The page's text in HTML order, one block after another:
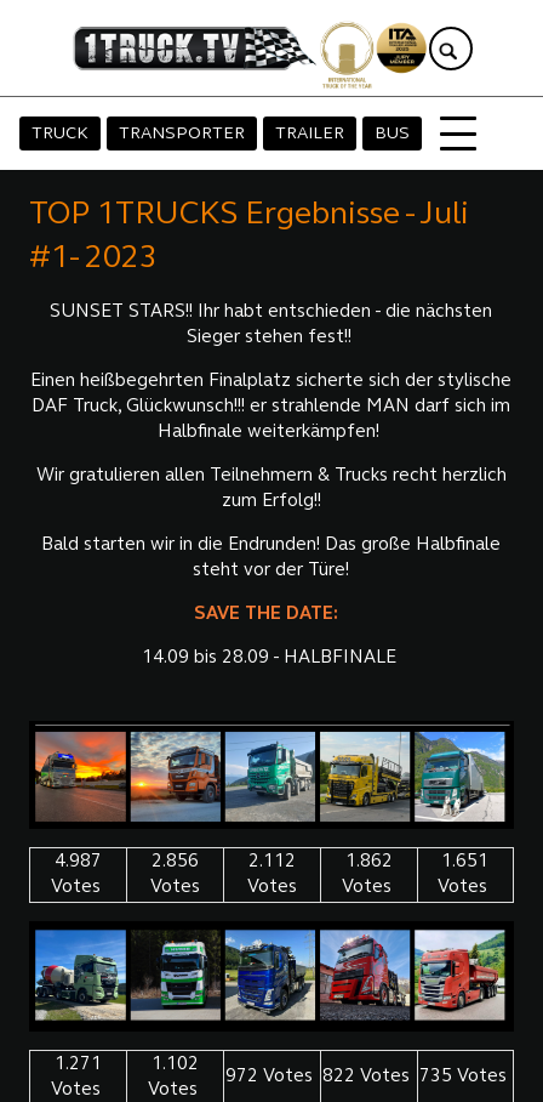
TRUCK TRANSPORTER TRAILER BUS
TOP 1TRUCKS Ergebnisse - Juli
#1- 2023
SUNSET STARS!! Ihr habt entschieden - die nächsten
Sieger stehen fest!!
Einen heißbegehrten Finalplatz sicherte sich der stylische
DAF Truck, Glückwunsch!!! er strahlende MAN darf sich im
Halbfinale weiterkämpfen!
Wir gratulieren allen Teilnehmern & Trucks recht herzlich
zum Erfolg!!
Bald starten wir in die Endrunden! Das große Halbfinale
steht vor der Türe!
SAVE THE DATE:
14.09 bis 28.09 - HALBFINALE
4.987
Votes
2.856
Votes
2.112
Votes
1.862
Votes
1.651
Votes
1.271
Votes
1.102
Votes
972 Votes 822 Votes 735 Votes